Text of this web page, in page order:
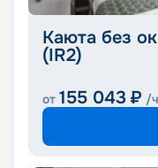
Каюта без
(IR2)
от 155 043 ₽ /